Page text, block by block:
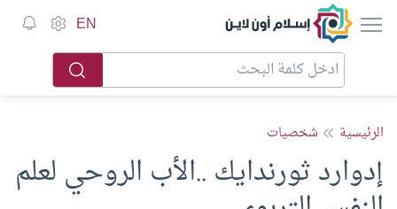
إسلام أون لاين EN
الرئيسية شخصيات
إدوارد ثورندايك ..الأب الروحي لعلم